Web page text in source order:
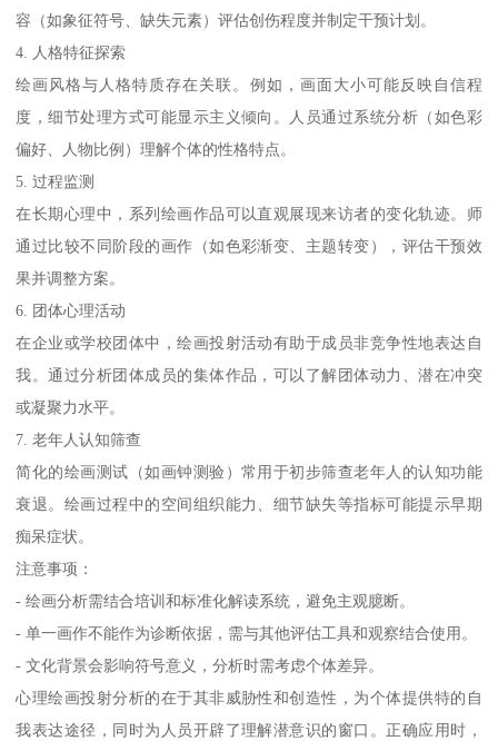
容（如象征符号、缺失元素）评估创伤程度并制定干预计划。
4. 人格特征探索
绘画风格与人格特质存在关联。例如，画面大小可能反映自信程
度，细节处理方式可能显示主义倾向。人员通过系统分析（如色彩
偏好、人物比例）理解个体的性格特点。
5. 过程监测
在长期心理中，系列绘画作品可以直观展现来访者的变化轨迹。师
通过比较不同阶段的画作（如色彩渐变、主题转变），评估干预效
果并调整方案。
6. 团体心理活动
在企业或学校团体中，绘画投射活动有助于成员非竞争性地表达自
我。通过分析团体成员的集体作品，可以了解团体动力、潜在冲突
或凝聚力水平。
7. 老年人认知筛查
简化的绘画测试（如画钟测验）常用于初步筛查老年人的认知功能
衰退。绘画过程中的空间组织能力、细节缺失等指标可能提示早期
痴呆症状。
注意事项：
- 绘画分析需结合培训和标准化解读系统，避免主观臆断。
- 单一画作不能作为诊断依据，需与其他评估工具和观察结合使用。
- 文化背景会影响符号意义，分析时需考虑个体差异。
心理绘画投射分析的在于其非威胁性和创造性，为个体提供特的自
我表达途径，同时为人员开辟了理解潜意识的窗口。正确应用时，